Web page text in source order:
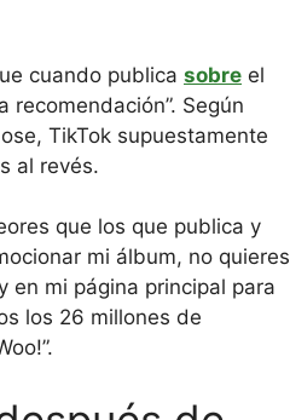
cuando publica sobre el
recomendación”. Según
TikTok supuestamente
al revés.
que los que publica y
mi álbum, no quieres
en mi página principal para
los 26 millones de